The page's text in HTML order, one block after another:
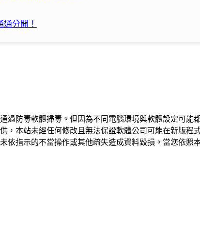
分開！
過防毒軟體掃毒。但因為不同電腦環境與軟體設定可
，本站未經任何修改且無法保證軟體公司可能在新版
依指示的不當操作或其他疏失造成資料毀損。當您依照